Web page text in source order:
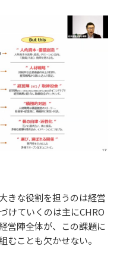
きな役割を担うのは経営
けていくのは主にCHRO
営陣全体が、この課題に
むことも欠かせない。